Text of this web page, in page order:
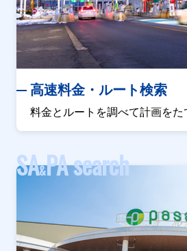
高速料金・ルート検索
料金とルートを調べて計画をた
SA&PA search